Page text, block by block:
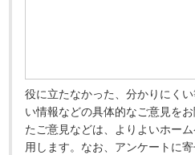
役に立たなかった、分かりにく
い情報などの具体的なご意見を
たご意見などは、よりよいホー
用します。なお、アンケートに